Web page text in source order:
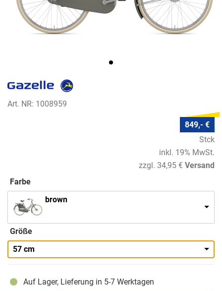
Art. NR: 1008959
849,- €
Stck
inkl. 19% MwSt.
zzgl. 34,95 € Versand
Farbe
brown
Größe
57 cm
Auf Lager, Lieferung in 5-7 Werktagen